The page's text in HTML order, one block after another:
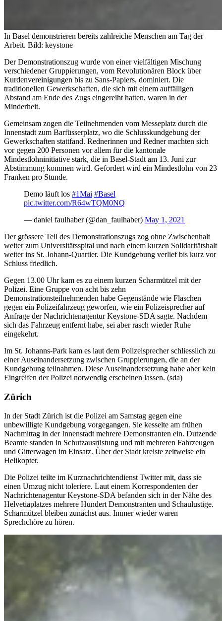
In Basel demonstrieren bereits zahlreiche Menschen am Tag der
Arbeit. Bild: keystone
Der Demonstrationszug wurde von einer vielfältigen Mischung
verschiedener Gruppierungen, vom Revolutionären Block über
Kurdenvereinigungen bis zu Sans-Papiers, dominiert. Die
traditionellen Gewerkschaften, die sich mit einem auffälligen
Abstand am Ende des Zugs eingereiht hatten, waren in der
Minderheit.
Gemeinsam zogen die Teilnehmenden vom Messeplatz durch die
Innenstadt zum Barfüsserplatz, wo die Schlusskundgebung der
Gewerkschaften stattfand. Rednerinnen und Redner machten sich
vor gegen 200 Personen vor allem für die kantonale
Mindestlohninitiative stark, die in Basel-Stadt am 13. Juni zur
Abstimmung kommen wird. Gefordert wird ein Mindestlohn von 23
Franken pro Stunde.
Demo läuft los #1Mai #Basel
pic.twitter.com/R64wTQM0NQ
— daniel faulhaber (@dan_faulhaber) May 1, 2021
Der grössere Teil des Demonstrationszugs zog ohne Zwischenhalt
weiter zum Universitätsspital und nach einem kurzen Solidaritätshalt
weiter ins St. Johann-Quartier. Die Kundgebung verlief bis kurz vor
Schluss friedlich.
Gegen 13.00 Uhr kam es zu einem kurzen Scharmützel mit der
Polizei. Eine Gruppe von acht bis zehn
Demonstrationsteilnehmenden habe Gegenstände wie Flaschen
gegen ein Polizeifahrzeug geworfen, wie ein Polizeisprecher auf
Anfrage der Nachrichtenagentur Keystone-SDA sagte. Nachdem
sich das Fahrzeug entfernt habe, sei aber rasch wieder Ruhe
eingekehrt.
Im St. Johanns-Park kam es laut dem Polizeisprecher schliesslich zu
einer Auseinandersetzung zwischen Gruppierungen, die an der
Kundgebung teilnahmen. Diese Auseinandersetzung habe aber kein
Eingreifen der Polizei notwendig erscheinen lassen. (sda)
Zürich
In der Stadt Zürich ist die Polizei am Samstag gegen eine
unbewilligte Kundgebung vorgegangen. Sie kesselte am frühen
Nachmittag in der Innenstadt mehrere Demonstranten ein. Dutzende
Beamte standen in Schutzausrüstung und mit mehreren Fahrzeugen
und Gitterwagen im Einsatz. Über der Stadt kreiste zeitweise ein
Helikopter.
Die Polizei teilte im Kurznachrichtendienst Twitter mit, dass sie
einen Umzug nicht toleriere. Laut einem Korrespondenten der
Nachrichtenagentur Keystone-SDA befanden sich in der Nähe des
Helvetiaplatzes mehrere Hundert Demonstranten und Schaulustige.
Scharmützel bleiben zunächst aus. Immer wieder waren
Sprechchöre zu hören.